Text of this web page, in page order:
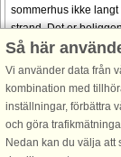
sommerhus ikke langt
strand. Det er
naturskønne
tæt på den
Aalbæk.
og ro med vandre- ...
från 7.869
Så här
Vi använder data från
kombination med
inställningar, förbättra
och göra
Nedan kan du välja